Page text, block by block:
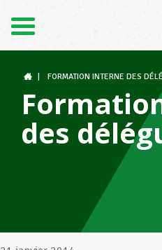
Le LCGB
Structures
Assistance au
FORMATION INTERNE DES
des